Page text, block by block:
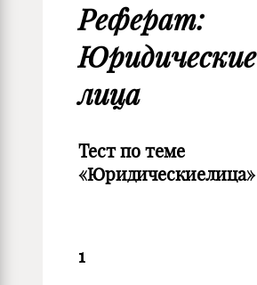
Реферат:
Юридические
лица
Тест по теме
«Юридическиелица»
1